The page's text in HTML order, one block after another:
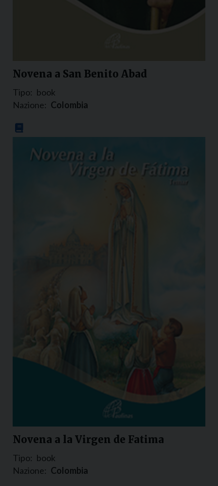
Novena a San Benito Abad
Tipo: book
Nazione: Colombia
Novena a la Virgen de Fatima
Tipo: book
Nazione: Colombia